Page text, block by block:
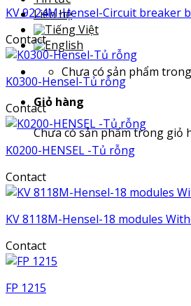
Liên hệ
Chưa có sản phẩm
Giỏ hàng
Chưa có sản phẩm trong giỏ
KV 9224M-Hensel-Circuit breaker
Contact
K0300-Hensel-Tủ rỗng
Contact
K0200-HENSEL -Tủ rỗng
Contact
KV 8118M-Hensel-18 modules
Contact
FP 1215